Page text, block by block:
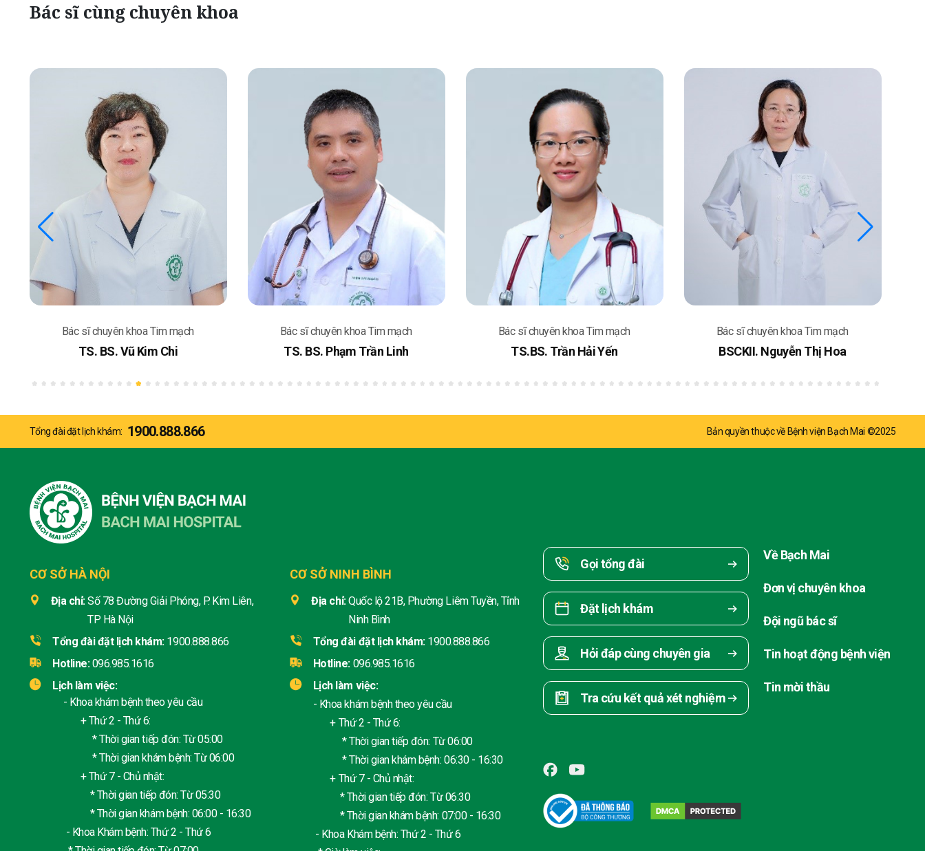
Bác sĩ cùng chuyên khoa
Bác sĩ chuyên khoa Tim mạch
TS. BS. Vũ Kim Chi
Bác sĩ chuyên khoa Tim mạch
TS. BS. Phạm Trần Linh
Bác sĩ chuyên khoa Tim mạch
TS.BS. Trần Hải Yến
Bác sĩ chuyên khoa Tim mạch
BSCKII. Nguyễn Thị Hoa
Tổng đài đặt lịch khám: 1900.888.866 Bản quyền thuộc về Bệnh viện Bạch Mai ©2025
CƠ SỞ HÀ NỘI
Địa chỉ:Số 78 Đường Giải Phóng, P. Kim Liên,
TP Hà Nội
Tổng đài đặt lịch khám: 1900.888.866
Hotline: 096.985.1616
Lịch làm việc:
- Khoa khám bệnh theo yêu cầu
+ Thứ 2 - Thứ 6:
* Thời gian tiếp đón: Từ 05:00
* Thời gian khám bệnh: Từ 06:00
+ Thứ 7 - Chủ nhật:
* Thời gian tiếp đón: Từ 05:30
* Thời gian khám bệnh: 06:00 - 16:30
- Khoa Khám bệnh: Thứ 2 - Thứ 6
CƠ SỞ NINH BÌNH
Địa chỉ:Quốc lộ 21B, Phường Liêm Tuyền, Tỉnh
Ninh Bình
Tổng đài đặt lịch khám: 1900.888.866
Hotline: 096.985.1616
Lịch làm việc:
- Khoa khám bệnh theo yêu cầu
+ Thứ 2 - Thứ 6:
* Thời gian tiếp đón: Từ 06:00
* Thời gian khám bệnh: 06:30 - 16:30
+ Thứ 7 - Chủ nhật:
* Thời gian tiếp đón: Từ 06:30
* Thời gian khám bệnh: 07:00 - 16:30
- Khoa Khám bệnh: Thứ 2 - Thứ 6
Gọi tổng đài
Đặt lịch khám
Hỏi đáp cùng chuyên gia
Tra cứu kết quả xét nghiệm
Về Bạch Mai
Đơn vị chuyên khoa
Đội ngũ bác sĩ
Tin hoạt động bệnh viện
Tin mời thầu